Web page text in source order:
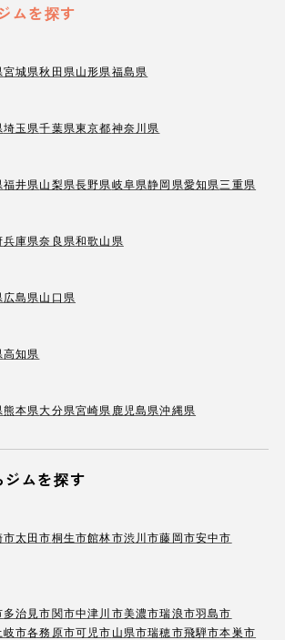
ムを探す
宮城県秋田県山形県福島県
埼玉県千葉県東京都神奈川県
福井県山梨県長野県岐阜県静岡県愛知県三重県
兵庫県奈良県和歌山県
広島県山口県
高知県
熊本県大分県宮崎県 鹿児島県沖縄県
ムを探す
市太田市桐生市館林市渋川市藤岡市安中市
多治見市関市中津川市美濃市瑞浪市羽島市
岐市各務原市可児市山県市瑞穂市飛騨市本巣市